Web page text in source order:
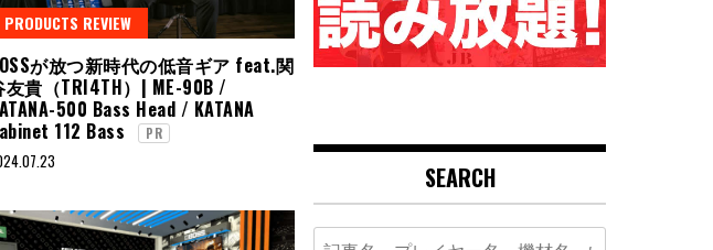
PRODUCTS REVIEW
が放つ新時代の低音ギア feat.関
友貴（TRI4TH）| ME-90B /
500 Bass Head / KATANA
112 Bass
PR
SEARCH
Search